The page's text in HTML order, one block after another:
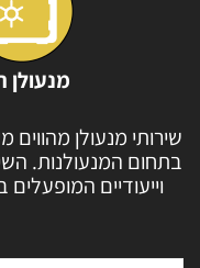
מנעולן
שירותי מנעולן
בתחום המנעולנות.
וייעודיים המופעלים